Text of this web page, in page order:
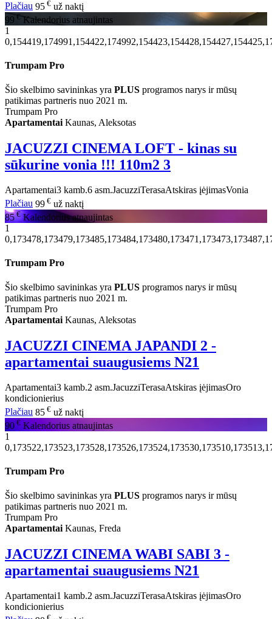
Plačiau 95 € už naktį
99 € Kalendorius atnaujintas
1
Trumpam Pro
Šio skelbimo savininkas yra PLUS programos narys ir mūsų
patikimas partneris nuo 2021 m.
Trumpam Pro
Apartamentai Kaunas, Aleksotas
JACUZZI CINEMA LOFT - kinas su
sūkurine vonia !!! 110m2 3
Apartamentai3 kamb.6 asm.JacuzziTerasaAtskiras įėjimasVonia
Plačiau 99 € už naktį
85€ Kalendorius atnaujintas
1
Trumpam Pro
Šio skelbimo savininkas yra PLUS programos narys ir mūsų
patikimas partneris nuo 2021 m.
Trumpam Pro
Apartamentai Kaunas, Aleksotas
JACUZZI CINEMA JAPANDI 2 -
apartamentai suaugusiems N21
Apartamentai3 kamb.2 asm.JacuzziTerasaAtskiras įėjimasOro
kondicionierius
Plačiau 85 € už naktį
90 € Kalendorius atnaujintas
1
Trumpam Pro
Šio skelbimo savininkas yra PLUS programos narys ir mūsų
patikimas partneris nuo 2021 m.
Trumpam Pro
Apartamentai Kaunas, Freda
JACUZZI CINEMA WABI SABI 3 -
apartamentai suaugusiems N21
Apartamentai1 kamb.2 asm.JacuzziTerasaAtskiras įėjimasOro
kondicionierius
€